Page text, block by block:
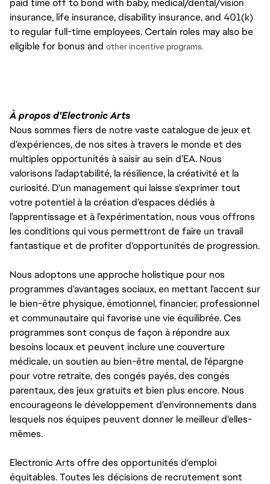
insurance, life insurance, disability insurance, and 401(k)
to regular full-time employees. Certain roles may also be
eligible for bonus and other incentive programs.
À propos d'Electronic Arts
Nous sommes fiers de notre vaste catalogue de jeux et
d’expériences, de nos sites à travers le monde et des
multiples opportunités à saisir au sein d’EA. Nous
valorisons l’adaptabilité, la résilience, la créativité et la
curiosité. D'un management qui laisse s'exprimer tout
votre potentiel à la création d’espaces dédiés à
l’apprentissage et à l’expérimentation, nous vous offrons
les conditions qui vous permettront de faire un travail
fantastique et de profiter d'opportunités de progression.
Nous adoptons une approche holistique pour nos
programmes d'avantages sociaux, en mettant l'accent sur
le bien-être physique, émotionnel, financier, professionnel
et communautaire qui favorise une vie équilibrée. Ces
programmes sont conçus de façon à répondre aux
besoins locaux et peuvent inclure une couverture
médicale, un soutien au bien-être mental, de l'épargne
pour votre retraite, des congés payés, des congés
parentaux, des jeux gratuits et bien plus encore. Nous
encourageons le développement d'environnements dans
lesquels nos équipes peuvent donner le meilleur d’elles-
mêmes.
Electronic Arts offre des opportunités d'emploi
équitables. Toutes les décisions de recrutement sont